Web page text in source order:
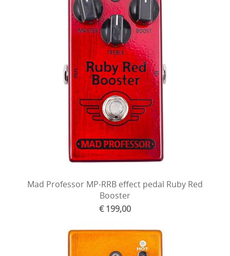
Mad Professor MP-RRB effect pedal Ruby Red
Booster
€ 199,00